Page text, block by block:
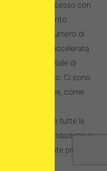
di successo con
trattamento
del numero di
una perdita accelerata
anni e il potenziale di
in seguito. Ci sono
considerazione, come
Sicuramente tutte le
della fecondazione in
e regolate prima di